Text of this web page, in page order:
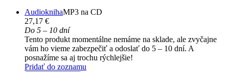
AudioknihaMP3 na CD
27,17 €
Do 5 – 10 dní
Tento produkt momentálne nemáme na sklade, ale zvyčajne
vám ho vieme zabezpečiť a odoslať do 5 – 10 dní. A
posnažíme sa aj trochu rýchlejšie!
Pridať do zoznamu